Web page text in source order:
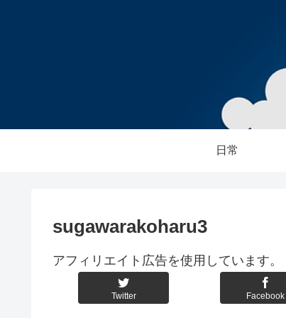
日常
sugawarakoharu3
アフィリエイト広告を使用しています。
Twitter Facebook